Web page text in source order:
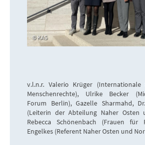
KAS
v.l.n.r. Valerio Krüger (Internationale
Menschenrechte), Ulrike Becker
Forum Berlin), Gazelle Sharmahd,
(Leiterin der Abteilung Naher Osten
Rebecca Schönenbach (Frauen für
Engelkes (Referent Naher Osten und